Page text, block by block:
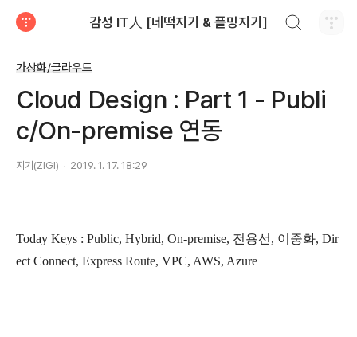
감성 IT人 [네떡지기 & 플밍지기]
가상화/클라우드
Cloud Design : Part 1 - Publi
c/On-premise 연동
지기(ZIGI) 2019. 1. 17. 18:29
Today Keys : Public, Hybrid, On-premise, 전용선, 이중화, Dir
ect Connect, Express Route, VPC, AWS, Azure